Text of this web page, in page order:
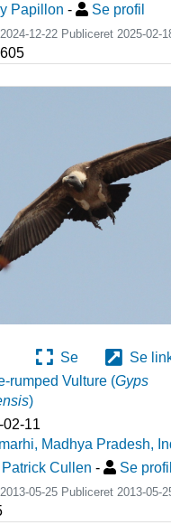
Papillon - Se profil
12-22 Publiceret 2025-02-
Se
Se
rumped Vulture (Gyps
)
11
Madhya Pradesh,
Cullen - Se profil
05-25 Publiceret 2013-05-